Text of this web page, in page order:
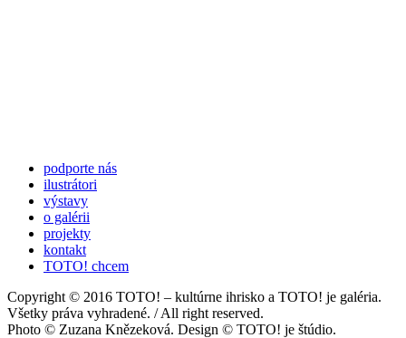
podporte nás
ilustrátori
výstavy
o galérii
projekty
kontakt
TOTO! chcem
Copyright © 2016 TOTO! – kultúrne ihrisko a TOTO! je galéria.
Všetky práva vyhradené. / All right reserved.
Photo © Zuzana Knězeková. Design © TOTO! je štúdio.